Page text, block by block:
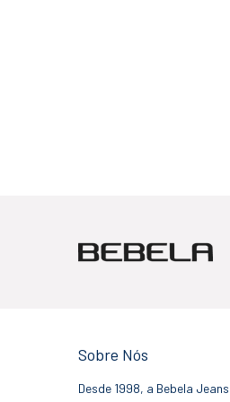
Sobre Nós
Desde 1998, a Bebela